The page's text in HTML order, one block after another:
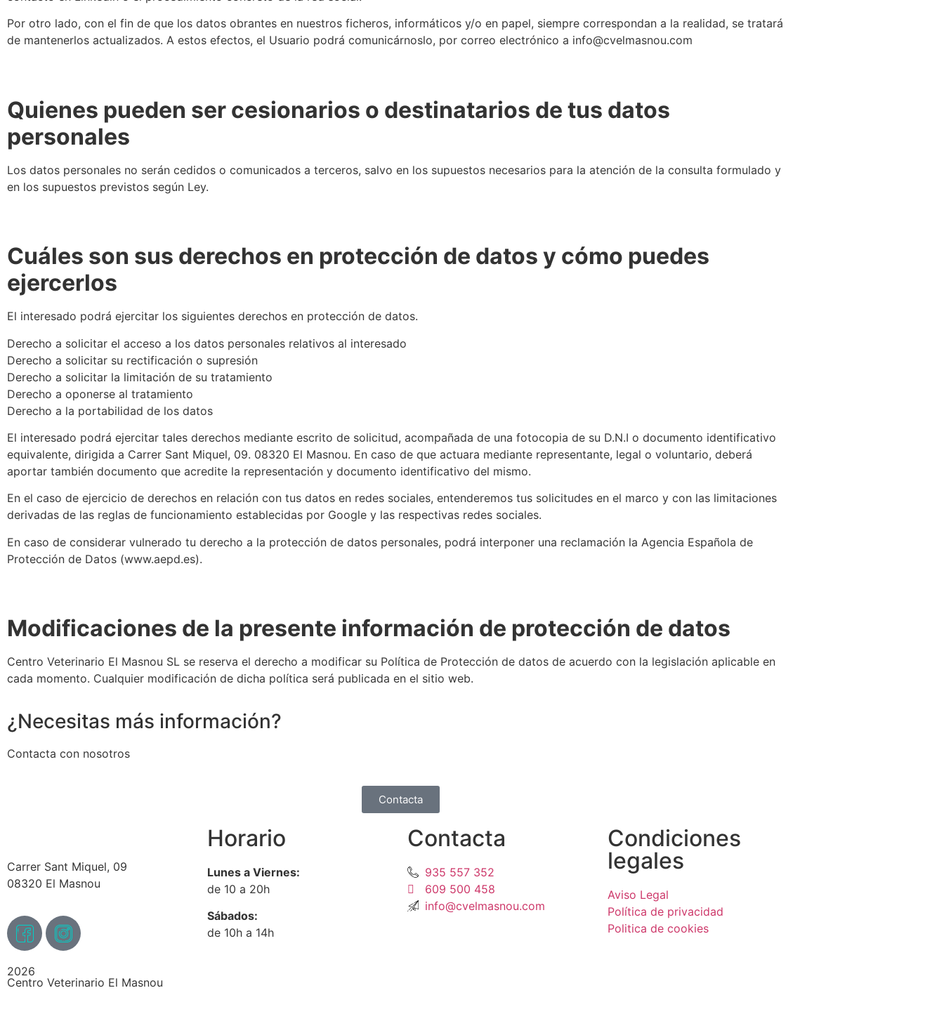
Por otro lado, con el fin de que los datos obrantes en nuestros ficheros, informáticos y/o en papel, siempre correspondan a la realidad, se tratará
de mantenerlos actualizados. A estos efectos, el Usuario podrá comunicárnoslo, por correo electrónico a info@cvelmasnou.com
Quienes pueden ser cesionarios o destinatarios de tus datos
personales
Los datos personales no serán cedidos o comunicados a terceros, salvo en los supuestos necesarios para la atención de la consulta formulado y
en los supuestos previstos según Ley.
Cuáles son sus derechos en protección de datos y cómo puedes
ejercerlos
El interesado podrá ejercitar los siguientes derechos en protección de datos.
Derecho a solicitar el acceso a los datos personales relativos al interesado
Derecho a solicitar su rectificación o supresión
Derecho a solicitar la limitación de su tratamiento
Derecho a oponerse al tratamiento
Derecho a la portabilidad de los datos
El interesado podrá ejercitar tales derechos mediante escrito de solicitud, acompañada de una fotocopia de su D.N.I o documento identificativo
equivalente, dirigida a Carrer Sant Miquel, 09. 08320 El Masnou. En caso de que actuara mediante representante, legal o voluntario, deberá
aportar también documento que acredite la representación y documento identificativo del mismo.
En el caso de ejercicio de derechos en relación con tus datos en redes sociales, entenderemos tus solicitudes en el marco y con las limitaciones
derivadas de las reglas de funcionamiento establecidas por Google y las respectivas redes sociales.
En caso de considerar vulnerado tu derecho a la protección de datos personales, podrá interponer una reclamación la Agencia Española de
Protección de Datos (www.aepd.es).
Modificaciones de la presente información de protección de datos
Centro Veterinario El Masnou SL se reserva el derecho a modificar su Política de Protección de datos de acuerdo con la legislación aplicable en
cada momento. Cualquier modificación de dicha política será publicada en el sitio web.
¿Necesitas más información?
Contacta con nosotros
Contacta
Carrer Sant Miquel, 09
08320 El Masnou
Horario
Lunes a Viernes:
de 10 a 20h
Sábados:
de 10h a 14h
Contacta
935 557 352
609 500 458
info@cvelmasnou.com
Condiciones
legales
Aviso Legal
Política de privacidad
Politica de cookies
2026
Centro Veterinario El Masnou